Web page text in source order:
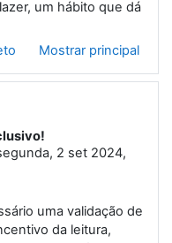
um hábito que dá
Mostrar principal
2 set 2024,
uma validação de
da leitura,